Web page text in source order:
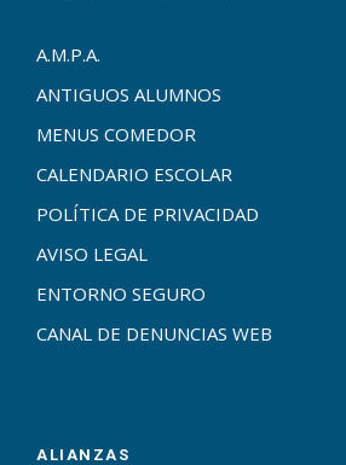
A.M.P.A.
ANTIGUOS ALUMNOS
MENUS COMEDOR
CALENDARIO ESCOLAR
POLÍTICA DE PRIVACIDAD
AVISO LEGAL
ENTORNO SEGURO
CANAL DE DENUNCIAS WEB
ALIANZAS